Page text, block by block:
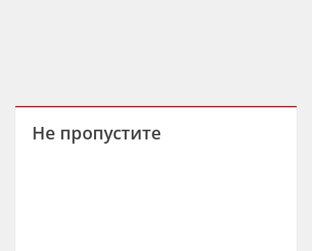
Не пропустите